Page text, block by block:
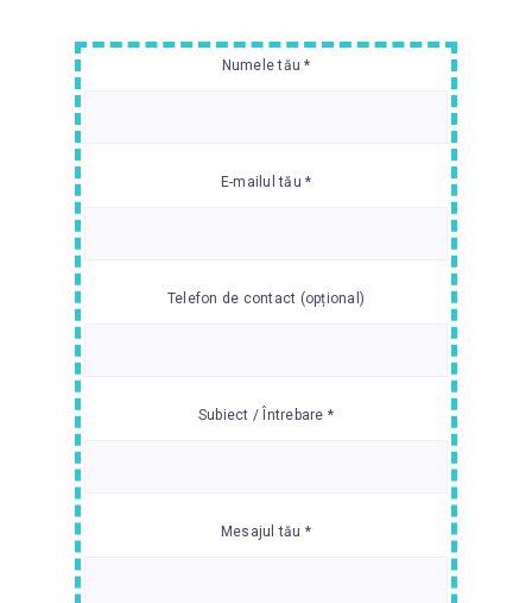
Numele tău *
E-mailul tău *
Telefon de contact (opțional)
Subiect / Întrebare *
Mesajul tău *